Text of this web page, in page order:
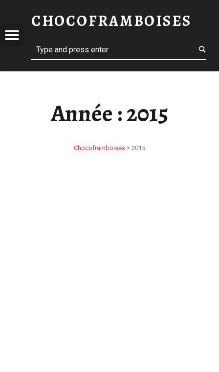
CHOCOFRAMBOISES
Menu
Année :2015
Chocoframboises > 2015